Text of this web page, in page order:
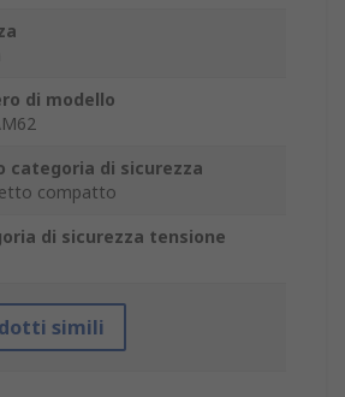
di modello
categoria di sicurezza
compatto
di sicurezza tensione
simili